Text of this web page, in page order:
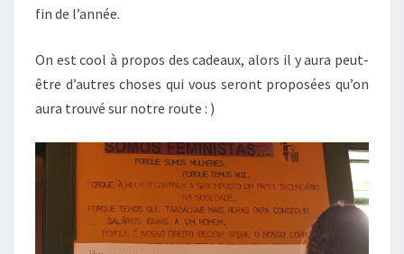
fin de l’année.
On est cool à propos des cadeaux, alors il y aura peut-
être d’autres choses qui vous seront proposées qu’on
aura trouvé sur notre route : )